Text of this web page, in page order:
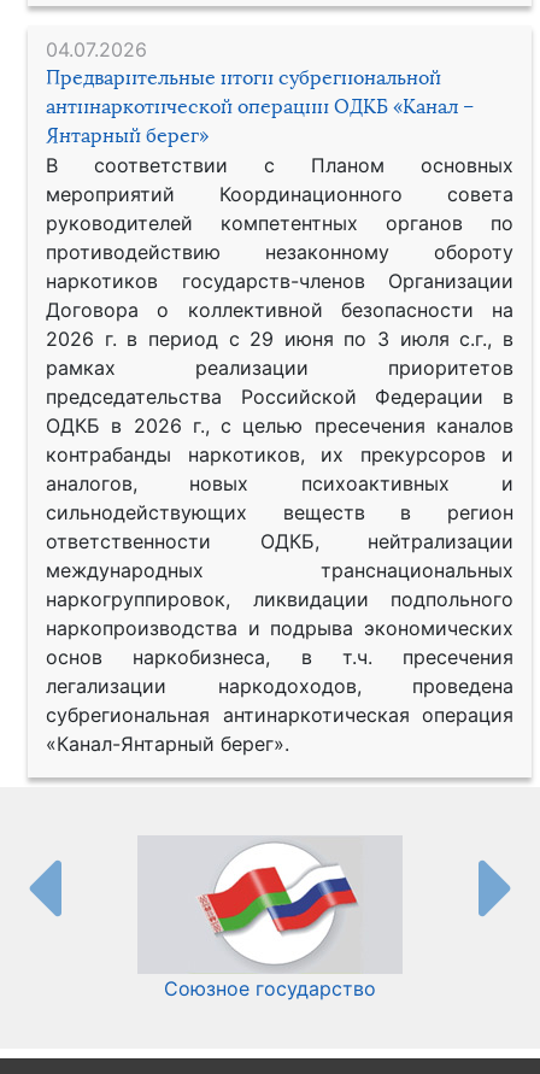
04.07.2026
Предварительные итоги субрегиональной
антинаркотической операции ОДКБ «Канал –
Янтарный берег»
В соответствии с Планом основных
мероприятий Координационного совета
руководителей компетентных органов по
противодействию незаконному обороту
наркотиков государств-членов Организации
Договора о коллективной безопасности на
2026 г. в период с 29 июня по 3 июля с.г., в
рамках реализации приоритетов
председательства Российской Федерации в
ОДКБ в 2026 г., с целью пресечения каналов
контрабанды наркотиков, их прекурсоров и
аналогов, новых психоактивных и
сильнодействующих веществ в регион
ответственности ОДКБ, нейтрализации
международных транснациональных
наркогруппировок, ликвидации подпольного
наркопроизводства и подрыва экономических
основ наркобизнеса, в т.ч. пресечения
легализации наркодоходов, проведена
субрегиональная антинаркотическая операция
«Канал-Янтарный берег».
Союзное государство